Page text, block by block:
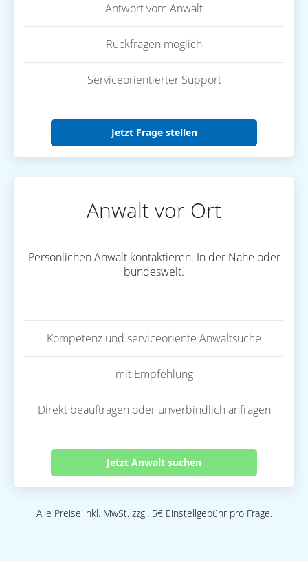
Antwort vom Anwalt
Rückfragen möglich
Serviceorientierter Support
Jetzt Frage stellen
Anwalt vor Ort
Persönlichen Anwalt kontaktieren. In der Nähe oder
bundesweit.
Kompetenz und serviceoriente Anwaltsuche
mit Empfehlung
Direkt beauftragen oder unverbindlich anfragen
Jetzt Anwalt suchen
Alle Preise inkl. MwSt. zzgl. 5€ Einstellgebühr pro Frage.